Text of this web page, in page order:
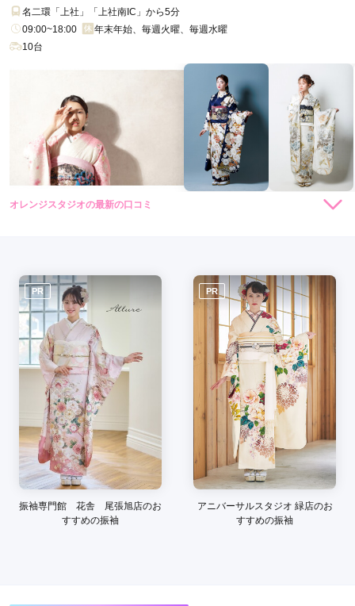
名二環「上社」「上社南IC」から5分
09:00~18:00
年末年始、毎週火曜、毎週水曜
10台
オレンジスタジオの最新の口コミ
ご利用目的：写真撮影 /
成人式
ご利用日：2025年08月
ママ振の持込撮影でした。問い合わせの段階でとても丁寧に答
えてくださり、安心して撮影することができました。メイクや
着付けも上手でしたし、カメラマンさんも緊張をほぐしてくだ
さりとてもよかったです。スタジオもとても素敵でしたし、家
族写真も撮っていただき大変お世話になりました！
口コミ公開日：2025年08月18日
オレンジスタジオの口コミ・評判をもっと見る
PR
振袖専門館 花舎 尾張旭店のお
すすめの振袖
PR
アニバーサルスタジオ 緑店のお
すすめの振袖